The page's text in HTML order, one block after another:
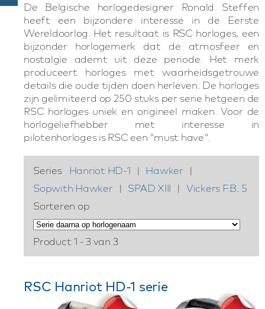
De Belgische horlogedesigner Ronald Steffen
heeft een bijzondere interesse in de Eerste
Wereldoorlog. Het resultaat is RSC horloges, een
bijzonder horlogemerk dat de atmosfeer en
nostalgie ademt uit deze periode. Het merk
produceert horloges met waarheidsgetrouwe
details die oude tijden doen herleven. De horloges
zijn gelimiteerd op 250 stuks per serie hetgeen de
RSC horloges uniek en origineel maken. Voor de
horlogeliefhebber met interesse in
pilotenhorloges is RSC een "must have".
Series Hanriot HD-1 | Hawker |
Sopwith Hawker | SPAD XIII | Vickers F.B. 5
Sorteren op
Product 1 - 3 van 3
RSC Hanriot HD-1 serie